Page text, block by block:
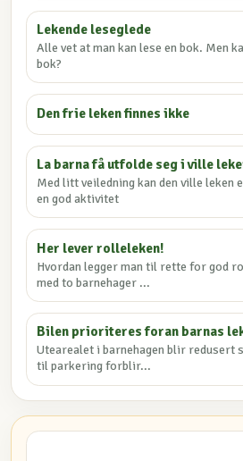
Lekende leseglede
Alle vet at man kan lese en bok. Men
bok?
Den frie leken finnes ikke
La barna få utfolde seg i ville
Med litt veiledning kan den ville leken
en god aktivitet
Her lever rolleleken!
Hvordan legger man til rette for god
med to barnehager ...
Bilen prioriteres foran barnas
Utearealet i barnehagen blir redusert
til parkering forblir...